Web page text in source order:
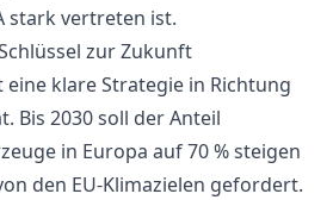
stark vertreten ist.
zur Zukunft
klare Strategie in Richtung
Bis 2030 soll der Anteil
in Europa auf 70 % steigen
den EU-Klimazielen gefordert.